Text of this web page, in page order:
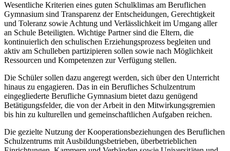
Wesentliche Kriterien eines guten Schulklimas am Beruflichen
Gymnasium sind Transparenz der Entscheidungen, Gerechtigkeit
und Toleranz sowie Achtung und Verlässlichkeit im Umgang aller
an Schule Beteiligten. Wichtige Partner sind die Eltern, die
kontinuierlich den schulischen Erziehungsprozess begleiten und
aktiv am Schulleben partizipieren sollen sowie nach Möglichkeit
Ressourcen und Kompetenzen zur Verfügung stellen.
Die Schüler sollen dazu angeregt werden, sich über den Unterricht
hinaus zu engagieren. Das in ein Berufliches Schulzentrum
eingegliederte Berufliche Gymnasium bietet dazu genügend
Betätigungsfelder, die von der Arbeit in den Mitwirkungsgremien
bis hin zu kulturellen und gemeinschaftlichen Aufgaben reichen.
Die gezielte Nutzung der Kooperationsbeziehungen des Beruflichen
Schulzentrums mit Ausbildungsbetrieben, überbetrieblichen